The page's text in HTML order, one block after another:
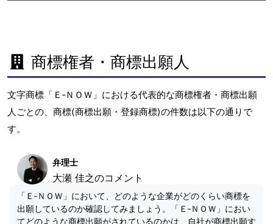
商標権者・商標出願人
文字商標「Ｅ‐ＮＯＷ」における代表的な商標権者・商標出願
人ごとの、商標(商標出願・登録商標)の件数は以下の通りで
す。
弁理士
大瀬 佳之のコメント
「Ｅ‐ＮＯＷ」において、どのような企業がどのくらい商標を
出願しているのか確認してみましょう。「Ｅ‐ＮＯＷ」におい
てどのような商標出願がされているのかは、自社が商標出願す